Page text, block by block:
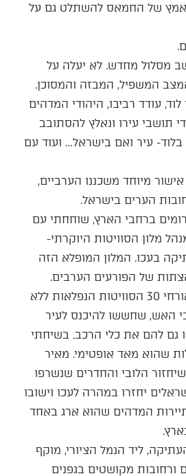
של החמאס להשתלט גם על
מסלול מחדש. לא יעלה על
המשפיל, המבזה והמסוכן.
עודד רביבו, היהודי המדהים
תושבי עירו ונאלץ להסתובב
בלוד- עיר ואם בישראל… ועוד עם
מיוחד משכננו הערביים,
הערים בישראל.
ברחבי הארץ, שוחחתי עם
מלון הסוויטות היוקרתי-
בעכו. המלון המופלא הזה
של הפורעים הערבים.
מאיר פינה מיד את אורחי 30 הסוויטות הנפלאות ללא
האש, שחששו להיכנס לעיר
גם להם את כלי הרכב. בשיחתי
שהוא מאד אופטימי. מאיר
הלובי והחדרים שנשרפו
יחזרו במהרה לעכו וישובו
המדהים שהוא ארג באחד
ליד הנמל הציורי, מוקף
ורחובות מקושטים בגפנים